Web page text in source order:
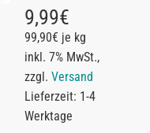
9,99€
99,90€ je kg
inkl. 7% MwSt.,
zzgl. Versand
Lieferzeit: 1-4
Werktage